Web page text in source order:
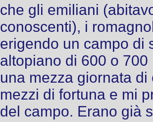
che gli emiliani
conoscenti), i
erigendo un campo di
altopiano di 600 o
una mezza giornata
mezzi di fortuna e mi
del campo. Erano già